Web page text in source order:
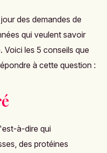
des demandes de
qui veulent savoir
Voici les 5 conseils que
à cette question :
à-dire qui
des protéines